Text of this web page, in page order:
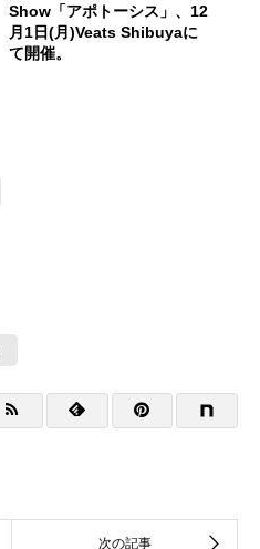
Show「アポトーシス」、12
月1日(月)Veats Shibuyaに
て開催。